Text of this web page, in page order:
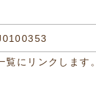
覧にリンクします